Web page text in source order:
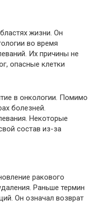
жизни. Он
во время
Их причины не
опасные клетки
в онкологии. Помимо
болезней.
Некоторые
состав из-за
ракового
Раньше термин
Он означал возврат